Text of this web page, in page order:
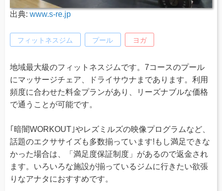
出典: www.s-re.jp
フィットネスジム プール ヨガ
地域最大級のフィットネスジムです。7コースのプール
にマッサージチェア、ドライサウナまであります。利用
頻度に合わせた料金プランがあり、リーズナブルな価格
で通うことが可能です。
｢暗闇WORKOUT｣やレズミルズの映像プログラムなど、
話題のエクササイズも多数揃っています!もし満足できな
かった場合は、「満足度保証制度」があるので返金され
ます。いろいろな施設が揃っているジムに行きたい欲張
りなアナタにおすすめです。